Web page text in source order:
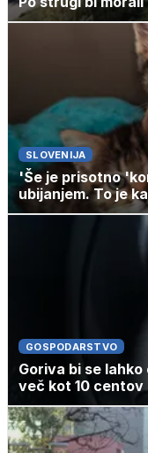
SLOVENIJA
'Še je prisotno
ubijanjem. To je
GOSPODARSTVO
Goriva bi se
več kot 10 centov